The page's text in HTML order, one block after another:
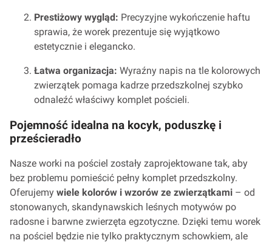
Prestiżowy wygląd: Precyzyjne wykończenie haftu
sprawia, że worek prezentuje się wyjątkowo
estetycznie i elegancko.
Łatwa organizacja: Wyraźny napis na tle kolorowych
zwierzątek pomaga kadrze przedszkolnej szybko
odnaleźć właściwy komplet pościeli.
Pojemność idealna na kocyk, poduszkę i
prześcieradło
Nasze worki na pościel zostały zaprojektowane tak, aby
bez problemu pomieścić pełny komplet przedszkolny.
Oferujemy wiele kolorów i wzorów ze zwierzątkami – od
stonowanych, skandynawskich leśnych motywów po
radosne i barwne zwierzęta egzotyczne. Dzięki temu worek
na pościel będzie nie tylko praktycznym schowkiem, ale